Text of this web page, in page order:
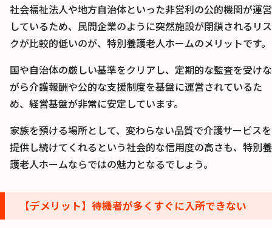
社会福祉法人や地方自治体といった非営利の公的機関が運営
しているため、民間企業のように突然施設が閉鎖されるリス
クが比較的低いのが、特別養護老人ホームのメリットです。
国や自治体の厳しい基準をクリアし、定期的な監査を受けな
がら介護報酬や公的な支援制度を基盤に運営されているた
め、経営基盤が非常に安定しています。
家族を預ける場所として、変わらない品質で介護サービスを
提供し続けてくれるという社会的な信用度の高さも、特別養
護老人ホームならではの魅力となるでしょう。
【デメリット】待機者が多くすぐに入所できない